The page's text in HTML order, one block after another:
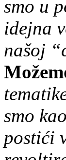
smo u
idejna
našoj
smo
postići